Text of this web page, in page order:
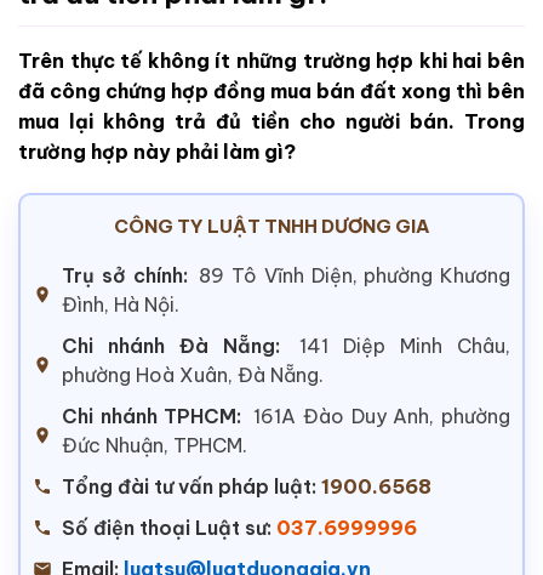
Trên thực tế không ít những trường hợp khi hai bên
đã công chứng hợp đồng mua bán đất xong thì bên
mua lại không trả đủ tiền cho người bán. Trong
trường hợp này phải làm gì?
CÔNG TY LUẬT TNHH DƯƠNG GIA
Trụ sở chính: 89 Tô Vĩnh Diện, phường Khương
Đình, Hà Nội.
Chi nhánh Đà Nẵng:
141 Diệp Minh Châu,
phường Hoà Xuân, Đà Nẵng.
Chi nhánh TPHCM: 161A Đào Duy Anh, phường
Đức Nhuận, TPHCM.
Tổng đài tư vấn pháp luật: 1900.6568
Số điện thoại Luật sư: 037.6999996
Email: luatsu@luatduonggia.vn